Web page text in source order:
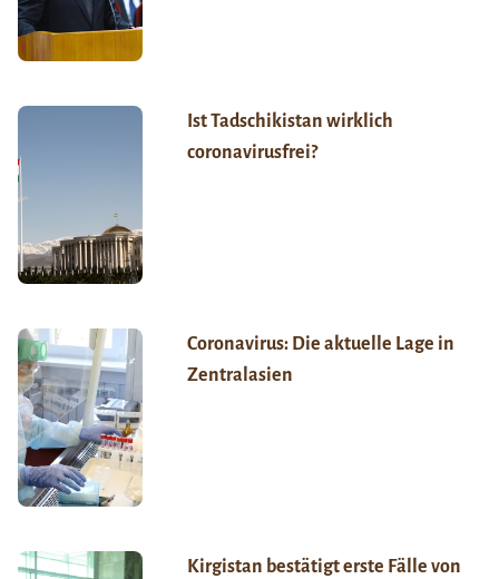
Ist Tadschikistan wirklich
coronavirusfrei?
Coronavirus: Die aktuelle Lage in
Zentralasien
Kirgistan bestätigt erste Fälle von